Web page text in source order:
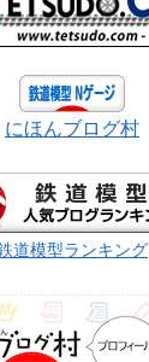
にほんブログ村
道模型ランキング